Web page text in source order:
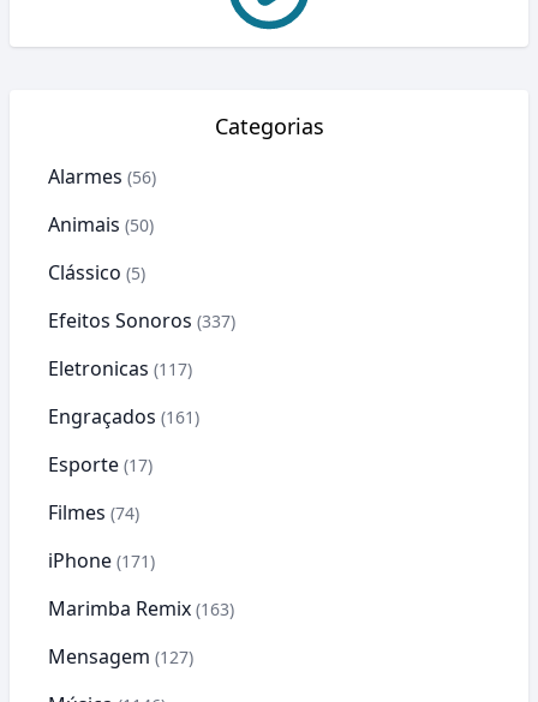
Categorias
Alarmes (56)
Animais (50)
Clássico (5)
Efeitos Sonoros (337)
Eletronicas (117)
Engraçados (161)
Esporte (17)
Filmes (74)
iPhone (171)
Marimba Remix (163)
Mensagem (127)